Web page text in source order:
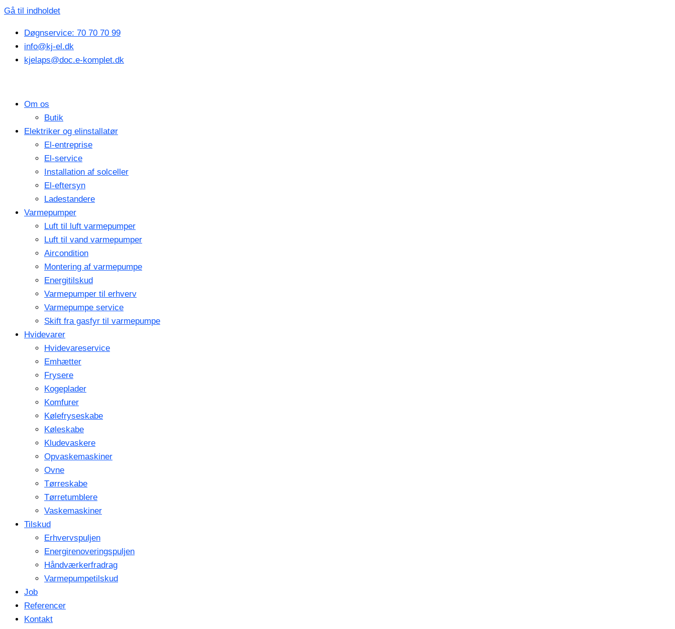
Gå til indholdet
Døgnservice: 70 70 70 99
info@kj-el.dk
kjelaps@doc.e-komplet.dk
Om os
Butik
Elektriker og elinstallatør
El-entreprise
El-service
Installation af solceller
El-eftersyn
Ladestandere
Varmepumper
Luft til luft varmepumper
Luft til vand varmepumper
Aircondition
Montering af varmepumpe
Energitilskud
Varmepumper til erhverv
Varmepumpe service
Skift fra gasfyr til varmepumpe
Hvidevarer
Hvidevareservice
Emhætter
Frysere
Kogeplader
Komfurer
Kølefryseskabe
Køleskabe
Kludevaskere
Opvaskemaskiner
Ovne
Tørreskabe
Tørretumblere
Vaskemaskiner
Tilskud
Erhvervspuljen
Energirenoveringspuljen
Håndværkerfradrag
Varmepumpetilskud
Job
Referencer
Kontakt